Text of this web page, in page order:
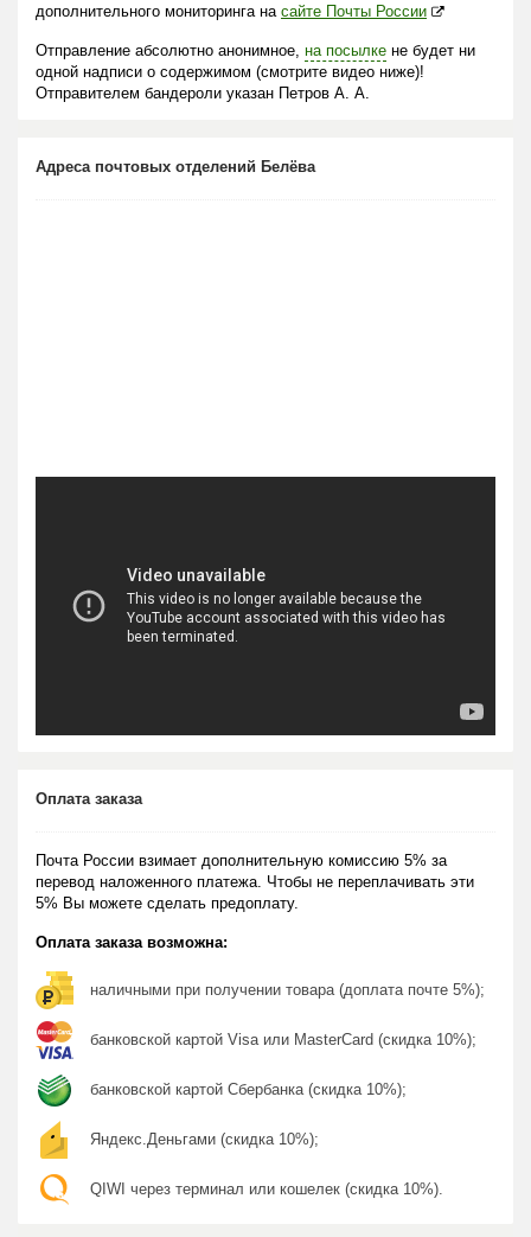
дополнительного мониторинга на сайте Почты России
Отправление абсолютно анонимное, на посылке не будет ни
одной надписи о содержимом (смотрите видео ниже)!
Отправителем бандероли указан Петров А. А.
Адреса почтовых отделений Белёва
Оплата заказа
Почта России взимает дополнительную комиссию 5% за
перевод наложенного платежа. Чтобы не переплачивать эти
5% Вы можете сделать предоплату.
Оплата заказа возможна:
наличными при получении товара (доплата почте 5%);
банковской картой Visa или MasterCard (скидка 10%);
банковской картой Сбербанка (скидка 10%);
Яндекс.Деньгами (скидка 10%);
QIWI через терминал или кошелек (скидка 10%).